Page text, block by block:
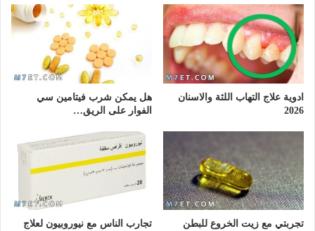
ادوية علاج التهاب اللثة والاسنان
2026
هل يمكن شرب فيتامين سي
الفوار على الريق…
تجربتي مع زيت الخروع للبطن
تجارب الناس مع نيوروبيون لعلاج